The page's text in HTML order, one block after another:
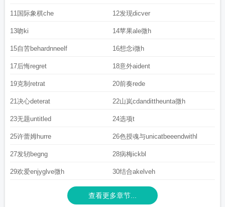
11国际象棋che 12发现dicver
13吻ki 14苹果ale微h
15自苦behardnneelf 16想念i微h
17后悔regret 18意外aident
19克制retrat 20前奏rede
21决心deterat 22山岚cdandittheunta微h
23无题untitled 24选项t
25许蕾姆hurre 26色授魂与unicatbeeendwithl
27发轫begng 28病梅ickbl
29欢爱enjyglve微h 30结合akelveh
查看更多章节...